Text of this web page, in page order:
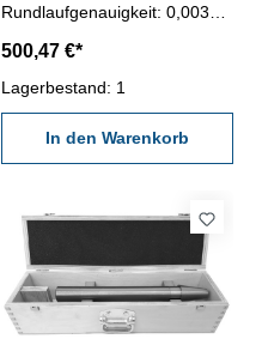
Rundlaufgenauigkeit: 0,003
500,47 €*
Lagerbestand: 1
In den Warenkorb